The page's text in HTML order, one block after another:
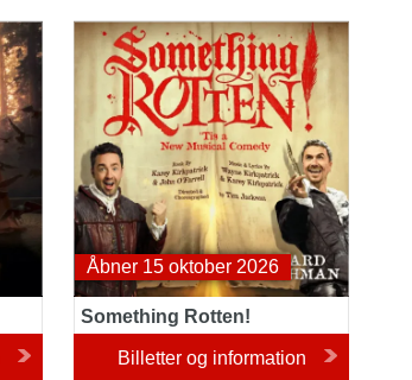
Something Rotten!
Åbner 15 oktober 2026
Something Rotten!
Billetter og information